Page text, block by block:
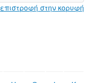
επιστροφή στην κορυφή